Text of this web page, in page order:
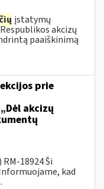
įstatymų
akcizų
paaiškinimą
prie
akcizų
RM-18924 Ši
kad